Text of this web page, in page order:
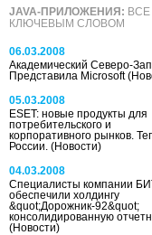
JAVA-ПРИЛОЖЕНИЯ:
КЛЮЧЕВЫМ СЛОВОМ
06.03.2008
Академический Северо-
Представила Microsoft
05.03.2008
ESET: новые продукты для
потребительского и
корпоративного рынков.
России. (Новости)
04.03.2008
Специалисты компании
обеспечили холдингу
&quot;Дорожник-92&quot;
консолидированную
(Новости)